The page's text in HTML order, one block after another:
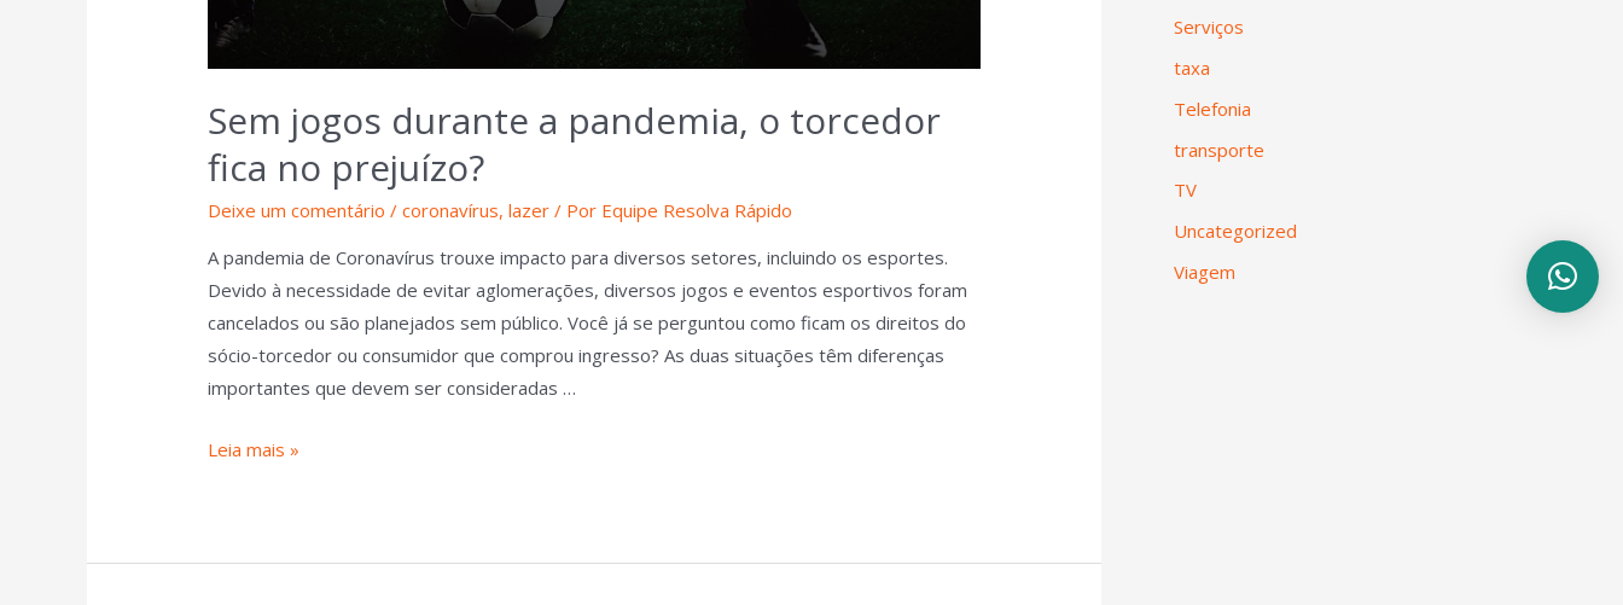
Sem jogos durante a pandemia, o torcedor
fica no prejuízo?
Deixe um comentário /coronavírus,lazer / Por Equipe Resolva Rápido
A pandemia de Coronavírus trouxe impacto para diversos setores, incluindo os esportes.
Devido à necessidade de evitar aglomerações, diversos jogos e eventos esportivos foram
cancelados ou são planejados sem público. Você já se perguntou como ficam os direitos do
sócio-torcedor ou consumidor que comprou ingresso? As duas situações têm diferenças
importantes que devem ser consideradas …
Leia mais »
Serviços
taxa
Telefonia
transporte
TV
Uncategorized
Viagem